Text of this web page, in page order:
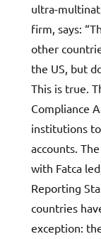
ultra-
firm, says:
other
the US, but
This is true.
Compliance
institutions
accounts.
with Fatca
Reporting
countries
exception: